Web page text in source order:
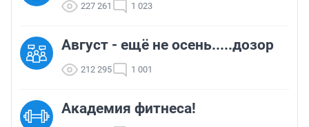
227 261 1 023
Август - ещё не осень.....дозор
212 295 1 001
Академия фитнеса!